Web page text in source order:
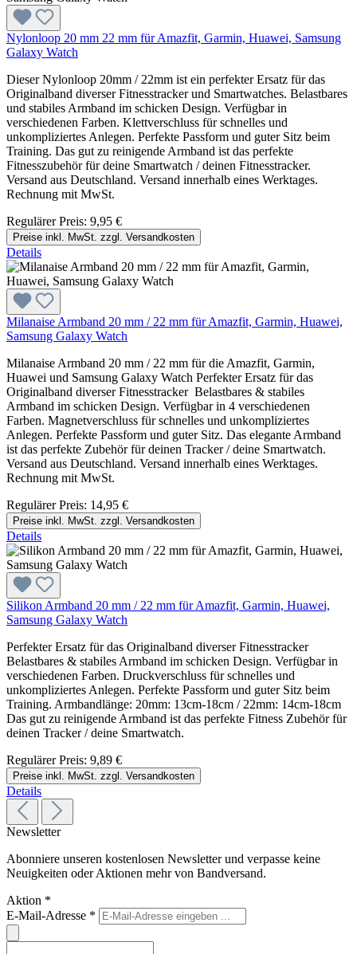
Nylonloop 20 mm 22 mm für Amazfit, Garmin, Huawei, Samsung
Galaxy Watch
Dieser Nylonloop 20mm / 22mm ist ein perfekter Ersatz für das
Originalband diverser Fitnesstracker und Smartwatches. Belastbares
und stabiles Armband im schicken Design. Verfügbar in
verschiedenen Farben. Klettverschluss für schnelles und
unkompliziertes Anlegen. Perfekte Passform und guter Sitz beim
Training. Das gut zu reinigende Armband ist das perfekte
Fitnesszubehör für deine Smartwatch / deinen Fitnesstracker.
Versand aus Deutschland. Versand innerhalb eines Werktages.
Rechnung mit MwSt.
Regulärer Preis: 9,95 €
Preise inkl. MwSt. zzgl. Versandkosten
Details
Milanaise Armband 20 mm / 22 mm für Amazfit, Garmin, Huawei,
Samsung Galaxy Watch
Milanaise Armband 20 mm / 22 mm für die Amazfit, Garmin,
Huawei und Samsung Galaxy Watch Perfekter Ersatz für das
Originalband diverser Fitnesstracker Belastbares & stabiles
Armband im schicken Design. Verfügbar in 4 verschiedenen
Farben. Magnetverschluss für schnelles und unkompliziertes
Anlegen. Perfekte Passform und guter Sitz. Das elegante Armband
ist das perfekte Zubehör für deinen Tracker / deine Smartwatch.
Versand aus Deutschland. Versand innerhalb eines Werktages.
Rechnung mit MwSt.
Regulärer Preis: 14,95 €
Preise inkl. MwSt. zzgl. Versandkosten
Details
Silikon Armband 20 mm / 22 mm für Amazfit, Garmin, Huawei,
Samsung Galaxy Watch
Perfekter Ersatz für das Originalband diverser Fitnesstracker
Belastbares & stabiles Armband im schicken Design. Verfügbar in
verschiedenen Farben. Druckverschluss für schnelles und
unkompliziertes Anlegen. Perfekte Passform und guter Sitz beim
Training. Armbandlänge: 20mm: 13cm-18cm / 22mm: 14cm-18cm
Das gut zu reinigende Armband ist das perfekte Fitness Zubehör für
deinen Tracker / deine Smartwatch.
Regulärer Preis: 9,89 €
Preise inkl. MwSt. zzgl. Versandkosten
Details
Newsletter
Abonniere unseren kostenlosen Newsletter und verpasse keine
Neuigkeiten oder Aktionen mehr von Bandversand.
Aktion *
E-Mail-Adresse *